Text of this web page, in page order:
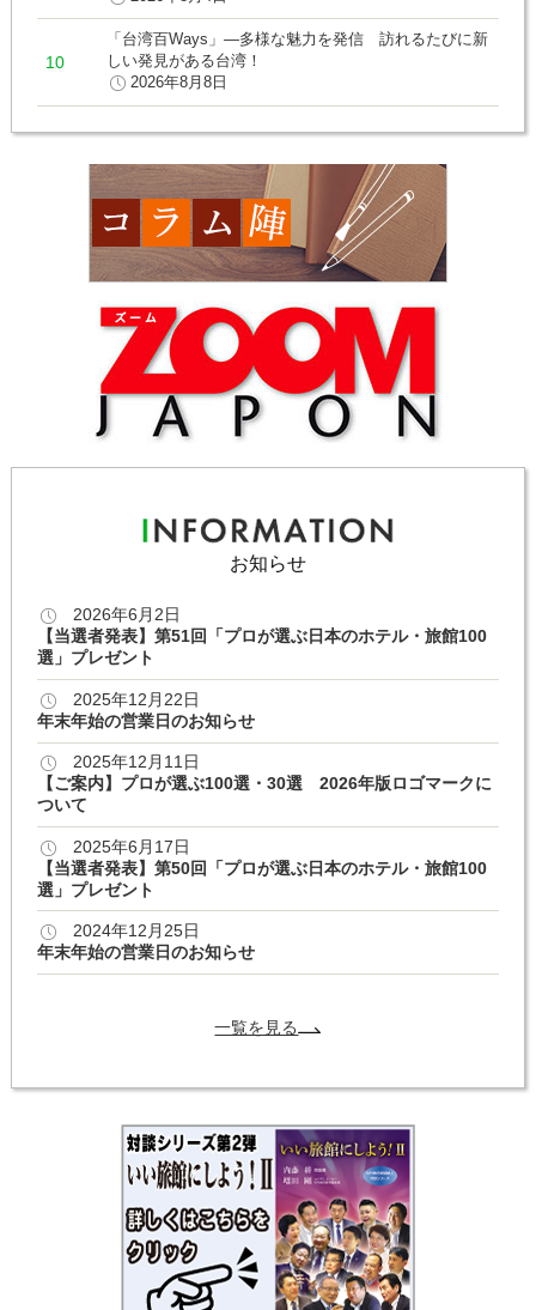
「台湾百Ways」―多様な魅力を発信 訪れるたびに新
しい発見がある台湾！
2026年8月8日
お知らせ
2026年6月2日
【当選者発表】第51回「プロが選ぶ日本のホテル・旅館100
選」プレゼント
2025年12月22日
年末年始の営業日のお知らせ
2025年12月11日
【ご案内】プロが選ぶ100選・30選 2026年版ロゴマークに
ついて
2025年6月17日
【当選者発表】第50回「プロが選ぶ日本のホテル・旅館100
選」プレゼント
2024年12月25日
年末年始の営業日のお知らせ
一覧を見る